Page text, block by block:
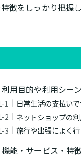
徴をしっかり把握
利用目的や利用シー
日常生活の支払い
ネットショップの
旅行や出張によく
機能・サービス・特